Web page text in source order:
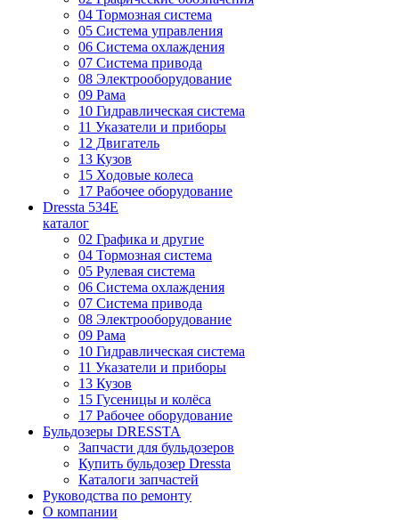
04 Тормозная система
05 Система управления
06 Система охлаждения
07 Система привода
08 Электрооборудование
09 Рама
10 Гидравлическая система
11 Указатели и приборы
12 Двигатель
13 Кузов
15 Ходовые колеса
17 Рабочее оборудование
Dressta 534E
каталог
02 Графика и другие
04 Тормозная система
05 Рулевая система
06 Система охлаждения
07 Система привода
08 Электрооборудование
09 Рама
10 Гидравлическая система
11 Указатели и приборы
13 Кузов
15 Гусеницы и колёса
17 Рабочее оборудование
Бульдозеры DRESSTA
Запчасти для бульдозеров
Купить бульдозер Dressta
Каталоги запчастей
Руководства по ремонту
О компании